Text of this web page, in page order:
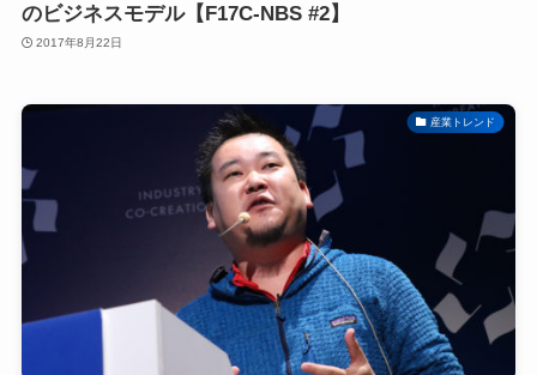
のビジネスモデル【F17C-NBS #2】
2017年8月22日
産業トレンド